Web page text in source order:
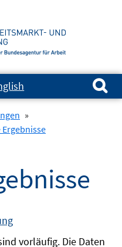
Suchen nach:
»
vorläufig. Die Daten